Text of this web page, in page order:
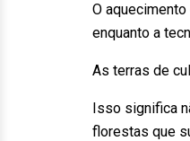
O
enquanto a
As terras de
Isso significa
florestas que